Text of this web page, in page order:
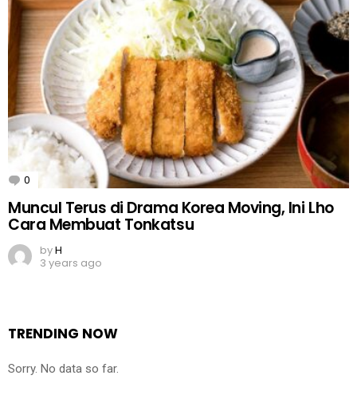
0 Comments
Muncul Terus di Drama Korea Moving, Ini Lho
Cara Membuat Tonkatsu
byH
3 years ago
TRENDING NOW
Sorry. No data so far.